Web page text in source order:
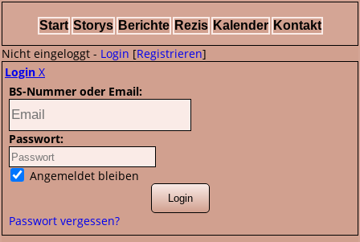
Start Storys Berichte Rezis Kalender Kontakt
Nicht eingeloggt - Login [Registrieren]
Login X
BS-Nummer oder Email:
Passwort:
Angemeldet bleiben
Passwort vergessen?